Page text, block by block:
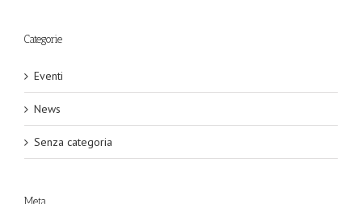
Categorie
Eventi
News
Senza categoria
Meta